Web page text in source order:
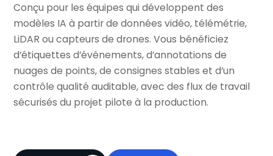
Conçu pour les équipes qui développent des
modèles IA à partir de données vidéo, télémétrie,
LiDAR ou capteurs de drones. Vous bénéficiez
d’étiquettes d’événements, d’annotations de
nuages de points, de consignes stables et d’un
contrôle qualité auditable, avec des flux de travail
sécurisés du projet pilote à la production.